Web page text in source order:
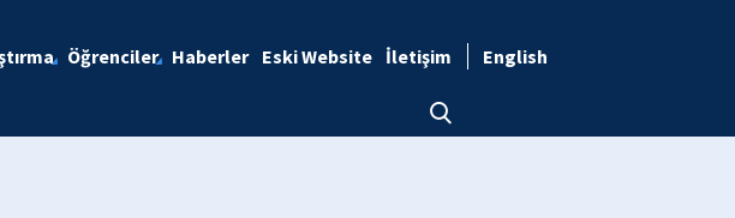
Öğrenciler Haberler Eski Website İletişim English